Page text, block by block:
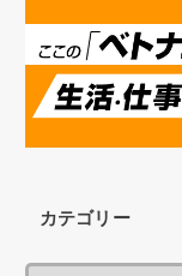
カテゴリー